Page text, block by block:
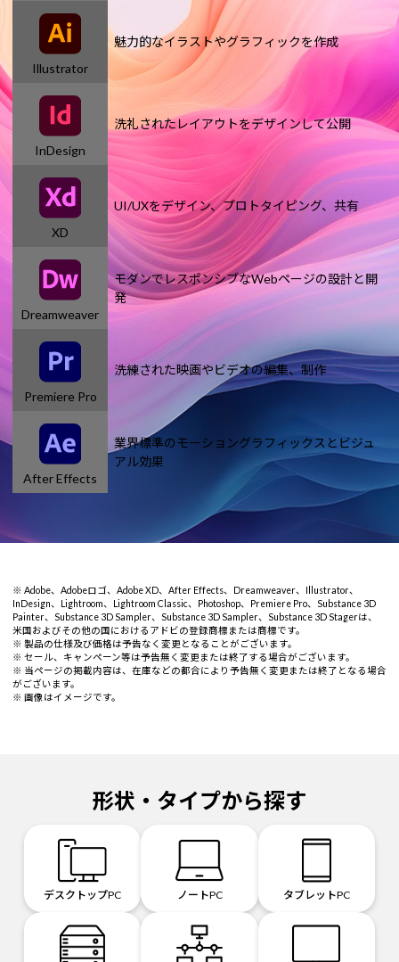
Illustrator
魅力的なイラストやグラフィックを作成
InDesign
洗礼されたレイアウトをデザインして公開
XD
UI/UXをデザイン、プロトタイピング、共有
Dreamweaver
モダンでレスポンシブなWebページの設計と開
発
Premiere Pro
洗練された映画やビデオの編集、制作
After Effects
業界標準のモーショングラフィックスとビジュ
アル効果
※ Adobe、Adobeロゴ、Adobe XD、After Effects、Dreamweaver、Illustrator、
InDesign、Lightroom、Lightroom Classic、Photoshop、Premiere Pro、Substance 3D
Painter、Substance 3D Sampler、Substance 3D Sampler、Substance 3D Stagerは、
米国およびその他の国におけるアドビの登録商標または商標です。
※ 製品の仕様及び価格は予告なく変更となることがございます。
※ セール、キャンペーン等は予告無く変更または終了する場合がございます。
※ 当ページの掲載内容は、在庫などの都合により予告無く変更または終了となる場合
がございます。
※ 画像はイメージです。
形状・タイプから探す
デスクトップPC ノートPC タブレットPC